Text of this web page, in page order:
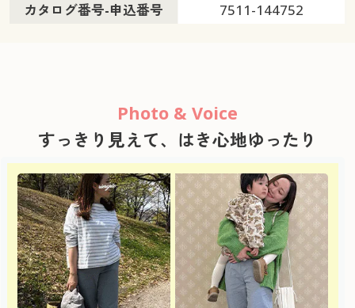
カタログ番号-申込番号
7511-144752
Photo & Voice
すっきり見えて、はき心地ゆったり